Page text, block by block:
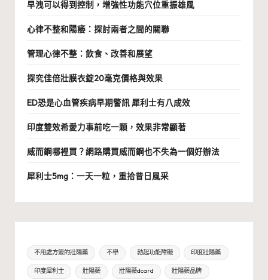
早洩可以得到控制，增強性功能穴位重振雄風
心律不整和陽痿：探討兩者之間的關聯
管理心律不整：飲食、改善和展望
探究佳倍壯膜衣錠20毫克價格與效果
ED恐是心血管疾病早期警訊 犀利士有八成效
印度雙效希愛力事前吃一顆，效果非常顯著
威而鋼哪裡買？網路購買威而鋼也不失為一個好辦法
犀利士5mg：一天一粒，重拾昔日風采
不用處方簽的壯陽藥 不舉 勃起功能障礙 印度壯陽藥
印度犀利士 壯陽藥 壯陽藥dcard 壯陽藥品牌